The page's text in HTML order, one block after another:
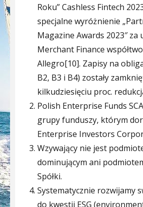
Roku” Cashless Fintech
specjalne wyróżnienie
Magazine Awards 2023″ za
Merchant Finance
Allegro[10]. Zapisy na
B2, B3 i B4) zostały
kilkudziesięciu proc.
Polish Enterprise Funds
grupy funduszy, którym
Enterprise Investors
Wzywający nie jest
dominującym ani
Spółki.
Systematycznie rozwijamy
do kwestii ESG